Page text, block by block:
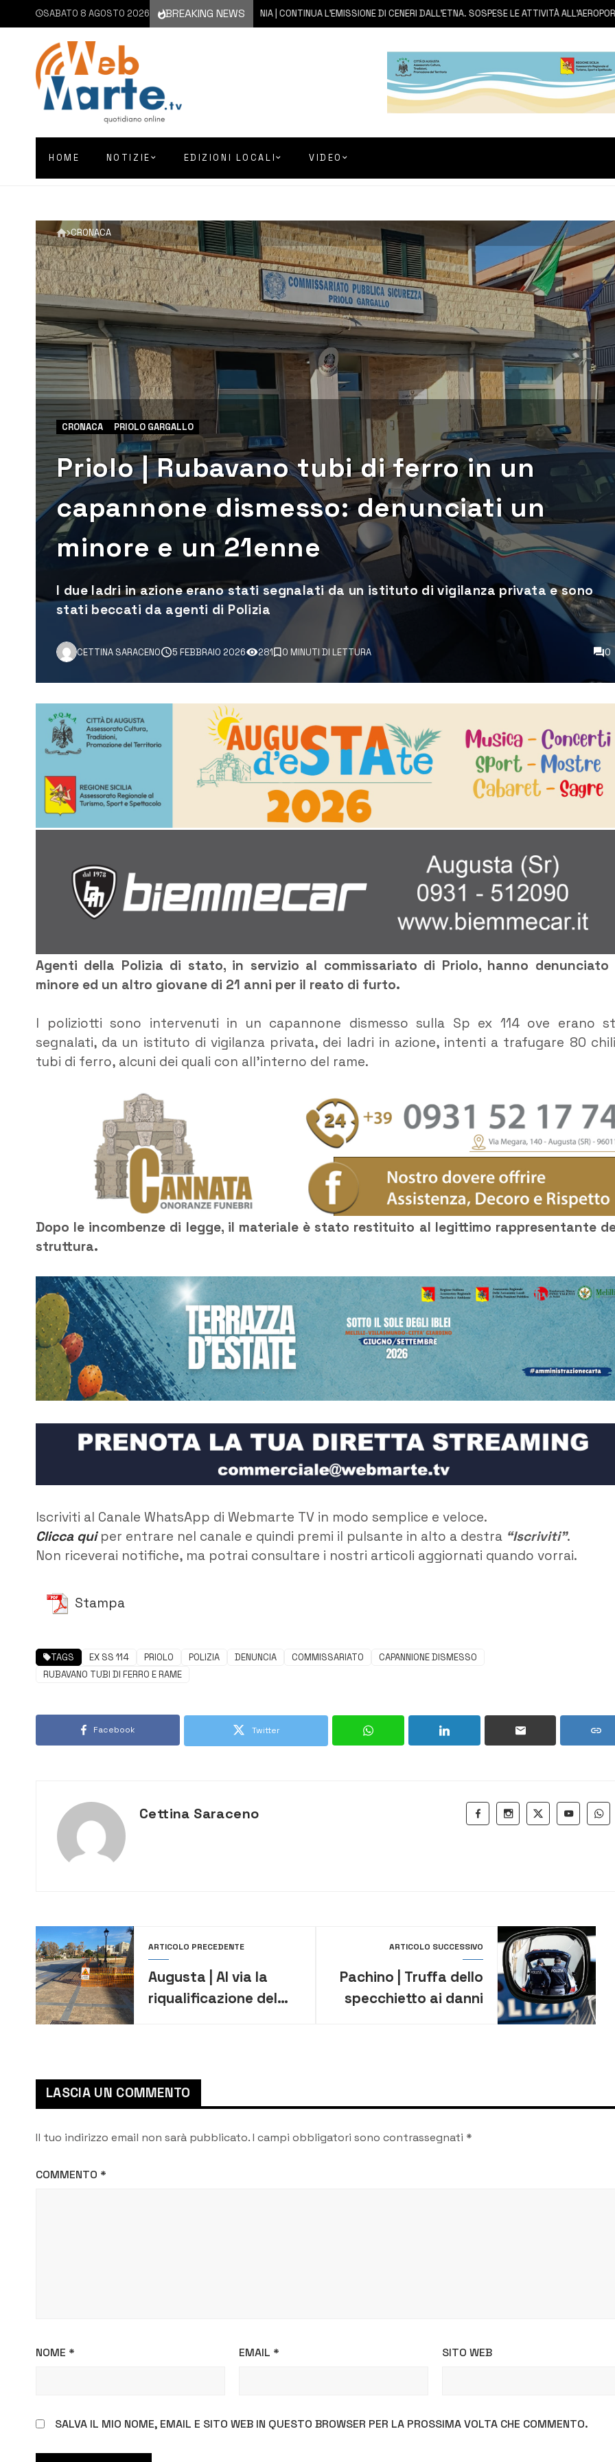
SABATO 8 AGOSTO 2026 BREAKING NEWS
8 AGOSTO 2026 CATANIA | CONTINUA L’EMISSIONE DI CENERI DALL’ETNA. SOSPESE LE ATTIVITÀ ALL’AEROPORTO DI
HOME NOTIZIE EDIZIONI LOCALI VIDEO
CRONACA
CRONACA PRIOLO GARGALLO
Priolo | Rubavano tubi di ferro in un
capannone dismesso: denunciati un
minore e un 21enne
I due ladri in azione erano stati segnalati da un istituto di vigilanza privata e sono
stati beccati da agenti di Polizia
CETTINA SARACENO 5 FEBBRAIO 2026 281 0 MINUTI DI LETTURA 0
Agenti della Polizia di stato, in servizio al commissariato di Priolo, hanno denunciato
minore ed un altro giovane di 21 anni per il reato di furto.
I poliziotti sono intervenuti in un capannone dismesso sulla Sp ex 114 ove erano
segnalati, da un istituto di vigilanza privata, dei ladri in azione, intenti a trafugare 80
tubi di ferro, alcuni dei quali con all’interno del rame.
Dopo le incombenze di legge, il materiale è stato restituito al legittimo rappresentante
struttura.
Iscriviti al Canale WhatsApp di Webmarte TV in modo semplice e veloce.
Clicca quiper entrare nel canale e quindi premi il pulsante in alto a destra “Iscriviti”.
Non riceverai notifiche, ma potrai consultare i nostri articoli aggiornati quando vorrai.
Stampa
TAGS EX SS 114 PRIOLO POLIZIA DENUNCIA COMMISSARIATO
CAPANNIONE DISMESSO
RUBAVANO TUBI DI FERRO E RAME
Facebook Twitter
Cettina Saraceno
ARTICOLO PRECEDENTE
Augusta | Al via la
riqualificazione del
urbana
ARTICOLO SUCCESSIVO
Pachino | Truffa dello
specchietto ai danni
LASCIA UN COMMENTO
Il tuo indirizzo email non sarà pubblicato.I campi obbligatori sono contrassegnati *
COMMENTO *
NOME * EMAIL * SITO WEB
SALVA IL MIO NOME, EMAIL E SITO WEB IN QUESTO BROWSER PER LA PROSSIMA VOLTA CHE COMMENTO.